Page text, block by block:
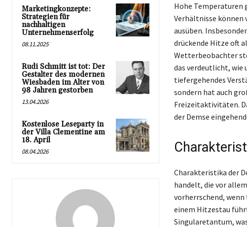
Marketingkonzepte:
Strategien für
nachhaltigen
Unternehmenserfolg
08.11.2025
Rudi Schmitt ist tot: Der
Gestalter des modernen
Wiesbaden im Alter von
98 Jahren gestorben
13.04.2026
Kostenlose Leseparty in
der Villa Clementine am
18. April
08.04.2026
Hohe Temperaturen
Verhältnisse können
ausüben.
drückende Hitze oft
Wetterbeobachter
das verdeutlicht, wie
tiefergehendes
sondern hat auch
Freizeitaktivitäten.
der Demse
Charakteristika der
handelt, die vor
vorherrschend,
einem Hitzestau
Singularetantum,